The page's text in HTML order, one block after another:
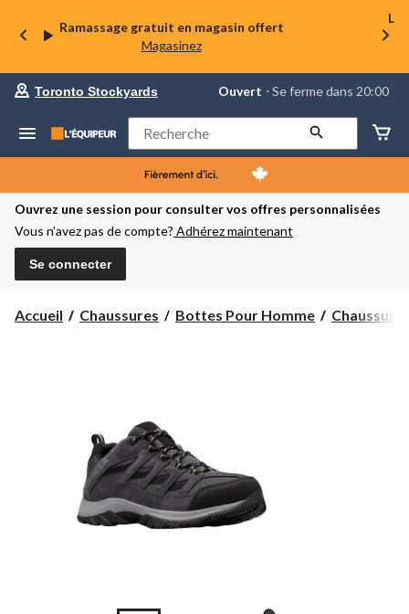
Ramassage gratuit en magasin offert
Magasinez
La
votre
préféré
Toronto
Stockyards,
courament
Ouvert,
Se
dans
changer
Toronto Stockyards Ouvert ⋅ Se ferme dans 20:00
Rechercher
Ouvrez une session pour consulter vos offres personnalisées
Vous n’avez pas de compte? Adhérez maintenant
Se connecter
Accueil Chaussures Bottes Pour Homme